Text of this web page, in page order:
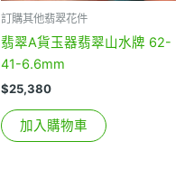
訂購其他翡翠花件
翡翠A貨玉器翡翠山水牌 62-
41-6.6mm
$25,380
加入購物車